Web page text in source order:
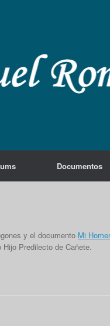
Documentos
y el documento Mi
Predilecto de Cañete.